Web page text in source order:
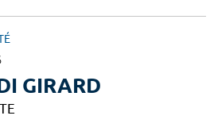
GIRARD